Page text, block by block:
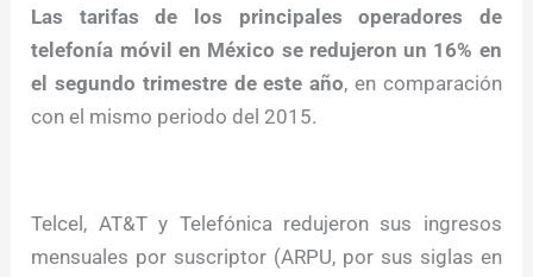
Las tarifas de los principales operadores de
telefonía móvil en México se redujeron un 16% en
el segundo trimestre de este año, en comparación
con el mismo periodo del 2015.
Telcel, AT&T y Telefónica redujeron sus ingresos
mensuales por suscriptor (ARPU, por sus siglas en